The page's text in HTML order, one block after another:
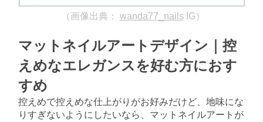
（画像出典： wanda77_nails IG）
マットネイルアートデザイン｜控
えめなエレガンスを好む方におす
すめ
控えめで控えめな仕上がりがお好みだけど、地味にな
りすぎないようにしたいなら、マットネイルアートが